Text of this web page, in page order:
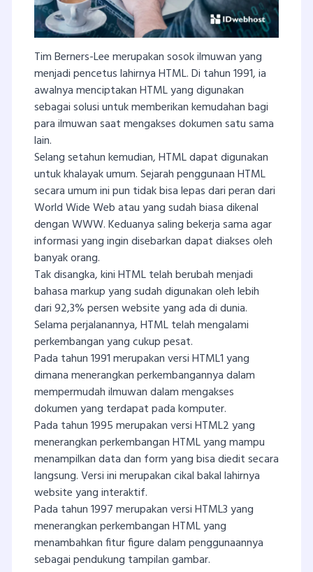
Tim Berners-Lee merupakan sosok ilmuwan yang
menjadi pencetus lahirnya HTML. Di tahun 1991, ia
awalnya menciptakan HTML yang digunakan
sebagai solusi untuk memberikan kemudahan bagi
para ilmuwan saat mengakses dokumen satu sama
lain.
Selang setahun kemudian, HTML dapat digunakan
untuk khalayak umum. Sejarah penggunaan HTML
secara umum ini pun tidak bisa lepas dari peran dari
World Wide Web atau yang sudah biasa dikenal
dengan WWW. Keduanya saling bekerja sama agar
informasi yang ingin disebarkan dapat diakses oleh
banyak orang.
Tak disangka, kini HTML telah berubah menjadi
bahasa markup yang sudah digunakan oleh lebih
dari 92,3% persen website yang ada di dunia.
Selama perjalanannya, HTML telah mengalami
perkembangan yang cukup pesat.
Pada tahun 1991 merupakan versi HTML1 yang
dimana menerangkan perkembangannya dalam
mempermudah ilmuwan dalam mengakses
dokumen yang terdapat pada komputer.
Pada tahun 1995 merupakan versi HTML2 yang
menerangkan perkembangan HTML yang mampu
menampilkan data dan form yang bisa diedit secara
langsung. Versi ini merupakan cikal bakal lahirnya
website yang interaktif.
Pada tahun 1997 merupakan versi HTML3 yang
menerangkan perkembangan HTML yang
menambahkan fitur figure dalam penggunaannya
sebagai pendukung tampilan gambar.